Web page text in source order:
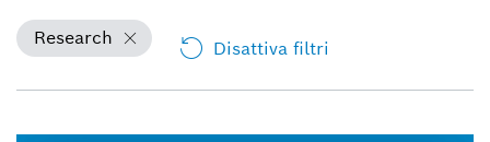
Research Disattiva filtri